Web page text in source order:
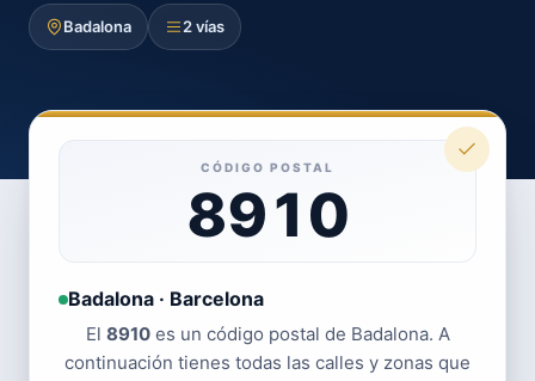
Badalona 2 vías
CÓDIGO POSTAL
8910
Badalona · Barcelona
El 8910es un código postal de Badalona. A
continuación tienes todas las calles y zonas que